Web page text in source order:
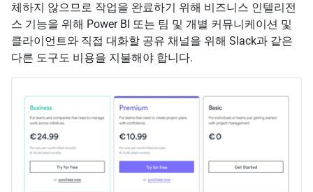
체하지 않으므로 작업을 완료하기 위해 비즈니스 인텔리전
스 기능을 위해 Power BI 또는 팀 및 개별 커뮤니케이션 및
클라이언트와 직접 대화할 공유 채널을 위해 Slack과 같은
다른 도구도 비용을 지불해야 합니다.